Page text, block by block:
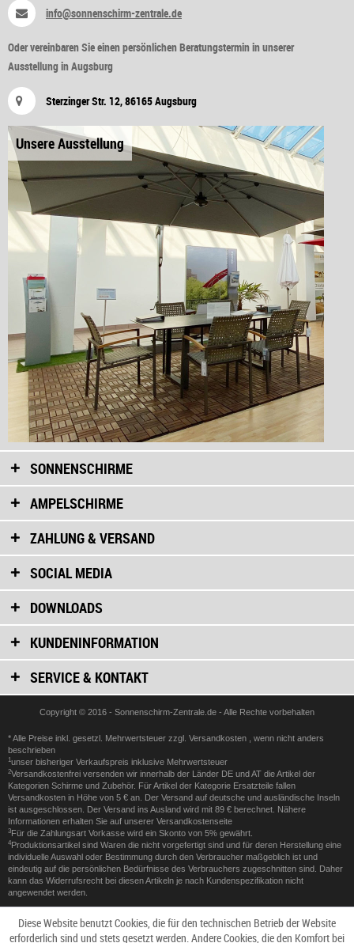
info@sonnenschirm-zentrale.de
Oder vereinbaren Sie einen persönlichen Beratungstermin in unserer
Ausstellung in Augsburg
Sterzinger Str. 12, 86165 Augsburg
Unsere Ausstellung
SONNENSCHIRME
AMPELSCHIRME
ZAHLUNG & VERSAND
SOCIAL MEDIA
DOWNLOADS
KUNDENINFORMATION
SERVICE & KONTAKT
Copyright © 2016 - Sonnenschirm-Zentrale.de - Alle Rechte vorbehalten
* Alle Preise inkl. gesetzl. Mehrwertsteuer zzgl. Versandkosten
, wenn nicht anders
beschrieben
1unser bisheriger Verkaufspreis inklusive Mehrwertsteuer
2Versandkostenfrei versenden wir innerhalb der Länder DE und AT die Artikel der
Kategorien Schirme und Zubehör. Für Artikel der Kategorie Ersatzteile fallen
Versandkosten in Höhe von 5 € an. Der Versand auf deutsche und ausländische Inseln
ist ausgeschlossen. Der Versand ins Ausland wird mit 89 € berechnet. Nähere
Informationen erhalten Sie auf unserer Versandkostenseite
3Für die Zahlungsart Vorkasse wird ein Skonto von 5% gewährt.
4Produktionsartikel sind Waren die nicht vorgefertigt sind und für deren Herstellung eine
individuelle Auswahl oder Bestimmung durch den Verbraucher maßgeblich ist und
eindeutig auf die persönlichen Bedürfnisse des Verbrauchers zugeschnitten sind. Daher
kann das Widerrufsrecht bei diesen Artikeln je nach Kundenspezifikation nicht
angewendet werden.
Diese Website benutzt Cookies, die für den technischen Betrieb der Website
erforderlich sind und stets gesetzt werden. Andere Cookies, die den Komfort bei